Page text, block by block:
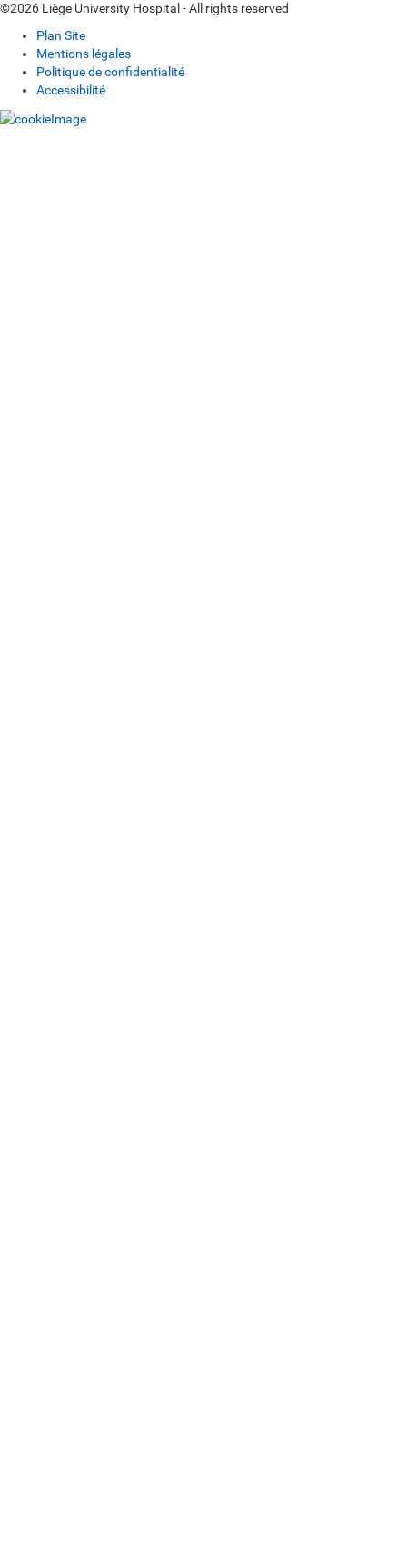
©2026 Liège University Hospital - All rights reserved
Plan Site
Mentions légales
Politique de confidentialité
Accessibilité